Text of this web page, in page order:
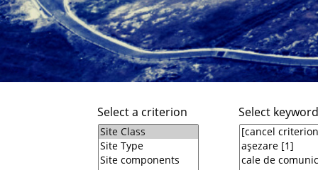
Select a criterion Select